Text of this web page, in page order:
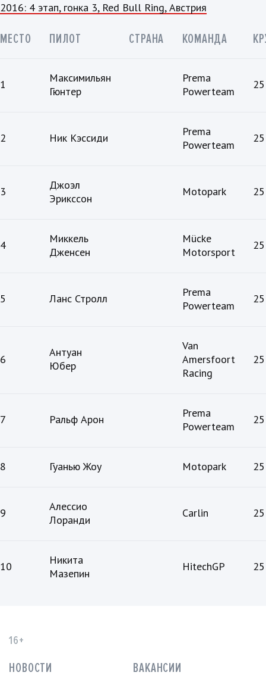
2016: 4 этап, гонка 3, Red Bull Ring, Австрия
МЕСТО ПИЛОТ СТРАНА КОМАНДА
1
Максимильян
Гюнтер
Prema
Powerteam
25
2 Ник Кэссиди
Prema
Powerteam
25
3
Джоэл
Эрикссон
Motopark 25
4
Миккель
Дженсен
Mücke
Motorsport
25
5 Ланс Стролл
Prema
Powerteam
25
6
Антуан
Юбер
Van
Amersfoort
Racing
25
7 Ральф Арон
Prema
Powerteam
25
8 Гуанью Жоу Motopark 25
9
Алессио
Лоранди
Carlin 25
10
Никита
Мазепин
HitechGP 25
16+
НОВОСТИ
ВАКАНСИИ